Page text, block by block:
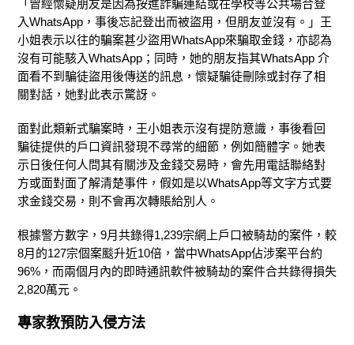
「曾經懷疑朋友是因為按進詐騙連結或在學校等公共場合登
入WhatsApp，事後忘記登出而被盜用，但朋友並沒有。」王
小姐表示以往的騙案甚少盜用WhatsApp來騙取金錢，亦認為
沒有可能駭入WhatsApp；同時，她的朋友指其WhatsApp 介
面看不到騙徒盜用後傳送的訊息，懷疑騙徒刪除或封存了相
關對話，她對此表示驚訝。
面對此類新式騙案時，王小姐表示沒有提防意識，事後看回
騙徒提供的戶口資訊發現不尋常的細節，例如簡體字。她表
示日後任何人問其有關涉及金錢交易時，會先用電話聯絡對
方或面對面了解清楚事件，假如是以WhatsApp等文字方式要
求金錢交易，則不會再次轉賬給別人。
根據警方數字，9月共錄得1,239宗網上戶口被騎劫的案件，較
8月的127宗個案颷升近10倍，當中WhatsApp佔涉案平台約
96%，而兩個月內的即時通訊軟件被騎劫的案件合共錄得損失
2,820萬元。
專家教預防入侵方法